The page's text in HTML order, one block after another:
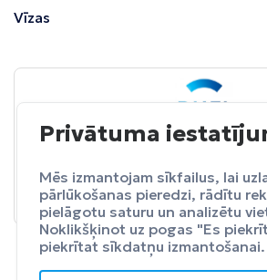
Vīzas
BALTA ceļojumu
Pasargā sevi no neparedzētiem
Apdrošināt
Privātuma
Mēs izmantojam sīkfailus, lai
pārlūkošanas pieredzi, rādītu
pielāgotu saturu un analizētu
Noklikšķinot uz pogas "Es
piekrītat sīkdatņu izmantošanai.